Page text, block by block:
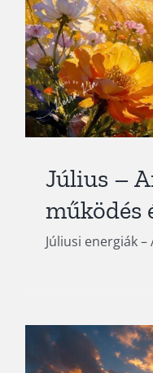
Július –
működés
Júliusi energiák
Június